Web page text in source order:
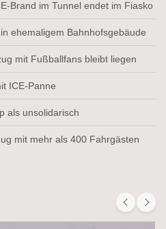
Brand im Tunnel endet im Fiasko
ehemaligem Bahnhofsgebäude
mit Fußballfans bleibt liegen
ICE-Panne
als unsolidarisch
mit mehr als 400 Fahrgästen